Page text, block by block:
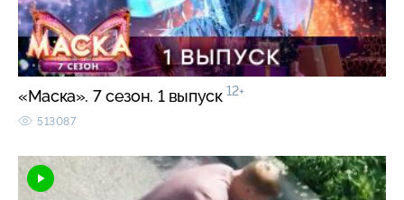
«Маска». 7 сезон. 1 выпуск 12+
513087